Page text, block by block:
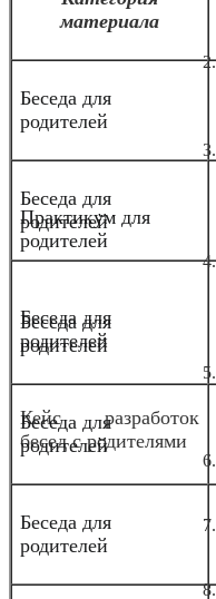
Практикум для
родителей
Беседа для
родителей
Кейс разработок
бесед с родителями
материала
Беседа для
родителей
Беседа для
родителей
Беседа для
родителей
Беседа для
родителей
Беседа для
родителей